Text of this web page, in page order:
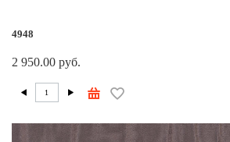
4948
2 950.00 руб.